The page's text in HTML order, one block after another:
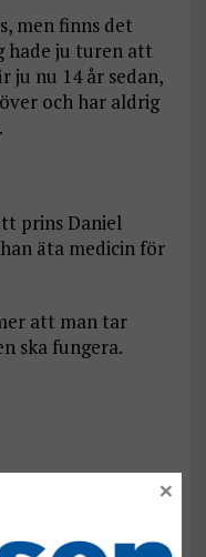
men finns det
hade ju turen att
ju nu 14 år sedan,
och har aldrig
prins Daniel
äta medicin för
att man tar
ska fungera.
×